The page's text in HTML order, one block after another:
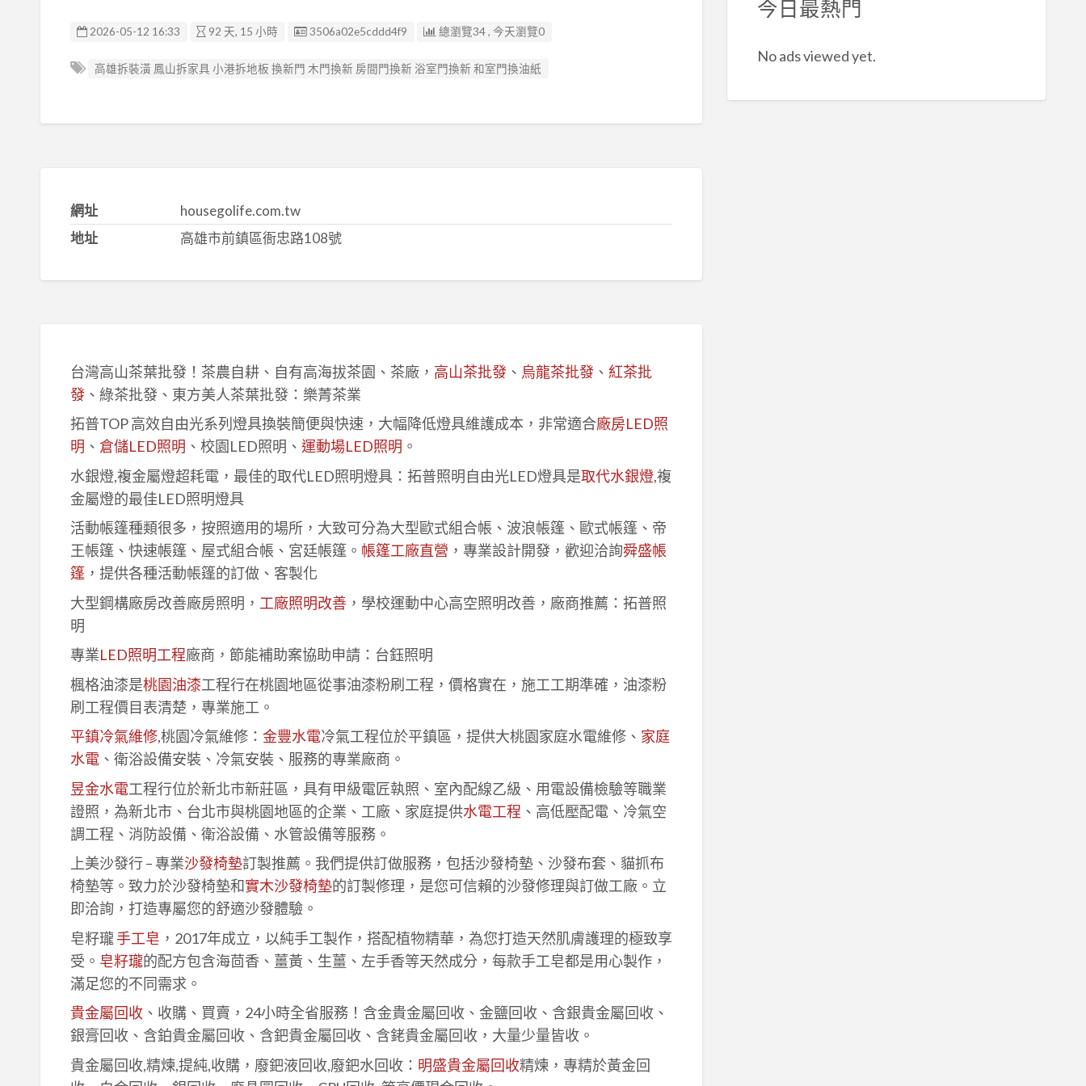
2026-05-12 16:33 92 天, 15 小時 廣告编號
3506a02e5cddd4f9 總瀏覽34 , 今天瀏覽0
高雄拆裝潢 鳳山拆家具 小港拆地板 換新門 木門換新 房間門換新 浴室門換新 和室門換油紙
網址
housegolife.com.tw
地址
高雄市前鎮區衙忠路108號
台灣高山茶葉批發！茶農自耕、自有高海拔茶園、茶廠， 高山茶批發、 烏龍茶批發、 紅茶批
發、綠茶批發、東方美人茶葉批發：樂菁茶業
拓普TOP 高效自由光系列燈具換裝簡便與快速，大幅降低燈具維護成本，非常適合廠房LED照
明 、 倉儲LED照明 、校園LED照明、 運動場LED照明 。
水銀燈,複金屬燈超耗電，最佳的取代LED照明燈具：拓普照明自由光LED燈具是取代水銀燈,複
金屬燈的最佳LED照明燈具
活動帳篷種類很多，按照適用的場所，大致可分為大型歐式組合帳、波浪帳篷、歐式帳篷、帝
王帳篷、快速帳篷、屋式組合帳、宮廷帳篷。 帳篷工廠直營 ，專業設計開發，歡迎洽詢舜盛帳
篷，提供各種活動帳篷的訂做、客製化
大型鋼構廠房改善廠房照明， 工廠照明改善，學校運動中心高空照明改善，廠商推薦：拓普照
明
專業LED照明工程廠商，節能補助案協助申請：台鈺照明
楓格油漆是桃園油漆工程行在桃園地區從事油漆粉刷工程，價格實在，施工工期準確，油漆粉
刷工程價目表清楚，專業施工。
平鎮冷氣維修,桃園冷氣維修： 金豐水電冷氣工程位於平鎮區，提供大桃園家庭水電維修、 家庭
水電、衛浴設備安裝、冷氣安裝、服務的專業廠商。
昱金水電工程行位於新北市新莊區，具有甲級電匠執照、室內配線乙級、用電設備檢驗等職業
證照，為新北市、台北市與桃園地區的企業、工廠、家庭提供水電工程 、高低壓配電、冷氣空
調工程、消防設備、衛浴設備、水管設備等服務。
上美沙發行 – 專業沙發椅墊訂製推薦。我們提供訂做服務，包括沙發椅墊、沙發布套、貓抓布
椅墊等。致力於沙發椅墊和實木沙發椅墊的訂製修理，是您可信賴的沙發修理與訂做工廠。立
即洽詢，打造專屬您的舒適沙發體驗。
皂籽瓏手工皂 ，2017年成立，以純手工製作，搭配植物精華，為您打造天然肌膚護理的極致享
受。 皂籽瓏的配方包含海茴香、薑黃、生薑、左手香等天然成分，每款手工皂都是用心製作，
滿足您的不同需求。
貴金屬回收、收購、買賣，24小時全省服務！含金貴金屬回收、金鹽回收、含銀貴金屬回收、
銀膏回收、含鉑貴金屬回收、含鈀貴金屬回收、含銠貴金屬回收，大量少量皆收。
貴金屬回收,精煉,提純,收購，廢鈀液回收,廢鈀水回收： 明盛貴金屬回收精煉，專精於黃金回
今日最熱門
No ads viewed yet.